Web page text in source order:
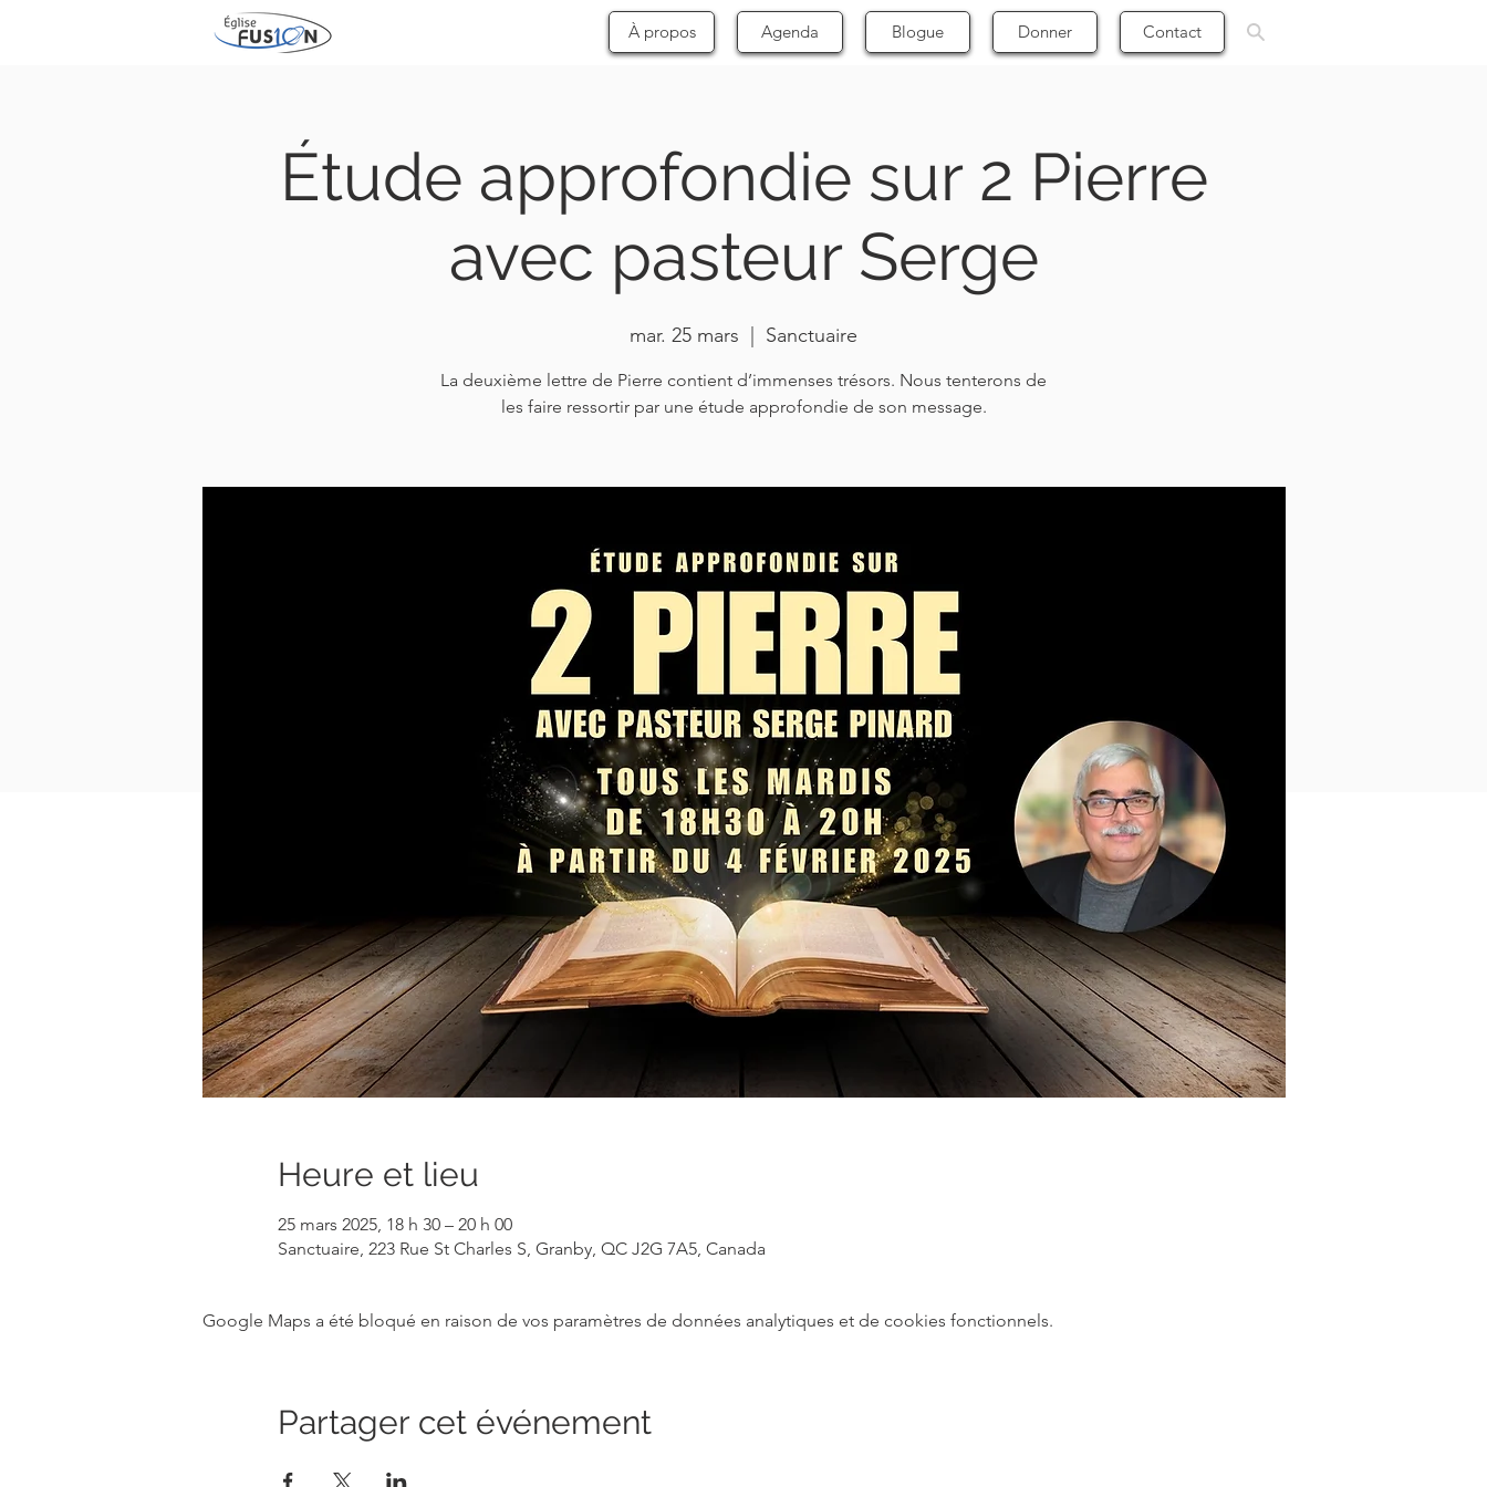
À propos Agenda Blogue Donner Contact
Étude approfondie sur 2 Pierre
avec pasteur Serge
mar. 25 mars Sanctuaire
La deuxième lettre de Pierre contient d’immenses trésors. Nous tenterons de
les faire ressortir par une étude approfondie de son message.
Heure et lieu
25 mars 2025, 18 h 30 – 20 h 00
Sanctuaire, 223 Rue St Charles S, Granby, QC J2G 7A5, Canada
Google Maps a été bloqué en raison de vos paramètres de données analytiques et de cookies fonctionnels.
Partager cet événement